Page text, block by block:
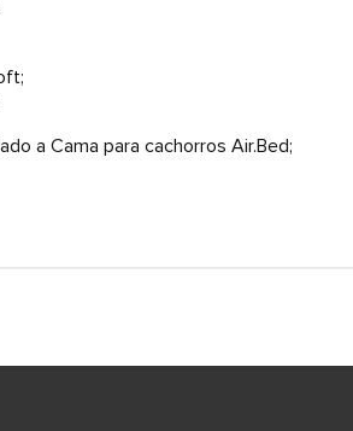
a Cama para cachorros Air.Bed;